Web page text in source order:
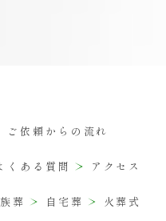
ご依頼からの流れ
くある質問 アクセス
葬 自宅葬 火葬式